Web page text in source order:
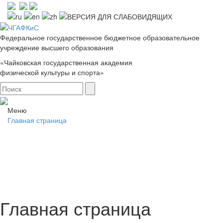
Федеральное государственное бюджетное образовательное
учреждение высшего образования
«Чайковская государственная академия
физической культуры и спорта»
Меню
Главная страница
Главная страница